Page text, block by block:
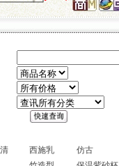
西施乳 仿古